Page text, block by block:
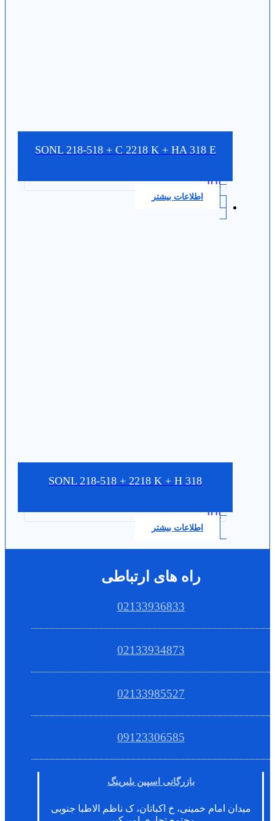
SONL 218-518 + C 2218 K + HA 318 E
0.0
اطلاعات بیشتر
SONL 218-518 + 2218 K + H 318
0.0
اطلاعات بیشتر
راه های ارتباطی
02133936833
02133934873
02133985527
09123306585
بازرگانی اسپین بلبرینگ
میدان امام خمینی، خ اکباتان، ک ناظم الاطبا جنوبی